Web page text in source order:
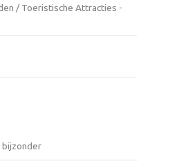
/ Toeristische Attracties -
bijzonder